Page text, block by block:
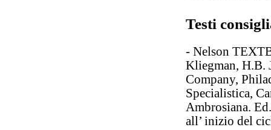
Testi
- Nelson
Kliegman, H.B.
Company,
Specialistica,
Ambrosiana.
all’ inizio del